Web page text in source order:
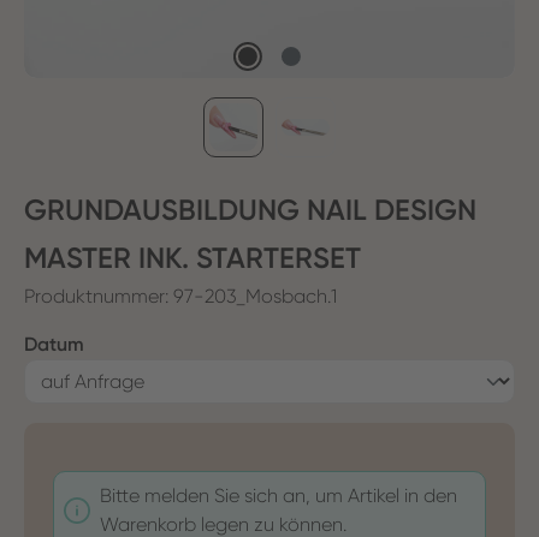
GRUNDAUSBILDUNG NAIL DESIGN
MASTER INK. STARTERSET
Produktnummer: 97-203_Mosbach.1
Datum
Bitte melden Sie sich an, um Artikel in den
Warenkorb legen zu können.